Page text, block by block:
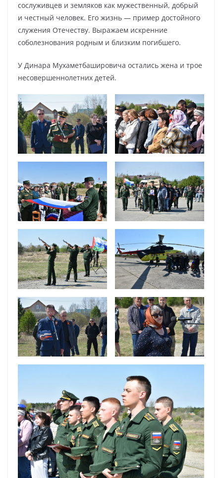
сослуживцев и земляков как мужественный, добрый
и честный человек. Его жизнь — пример достойного
служения Отечеству. Выражаем искренние
соболезнования родным и близким погибшего.
У Динара Мухаметбашировича остались жена и трое
несовершеннолетних детей.